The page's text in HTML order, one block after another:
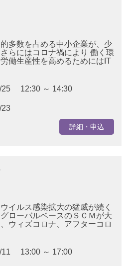
多数を占める中小企業が、少
らにはコロナ禍により 働く環
働生産性を高めるためにはIT
25 12:30 ～ 14:30
23
詳細・申込
イルス感染拡大の猛威が続く
ローバルベースのＳＣＭが大
ウィズコロナ、アフターコロ
11 13:00 ～ 17:00